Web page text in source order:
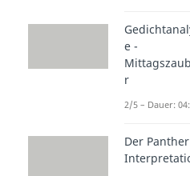
e -
r
2/5 – Dauer:
Der